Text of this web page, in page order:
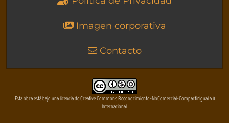
Imagen corporativa
Contacto
Esta obra está bajo una licencia de Creative Commons Reconocimiento-NoComercial-CompartirIgual 4.0
Internacional